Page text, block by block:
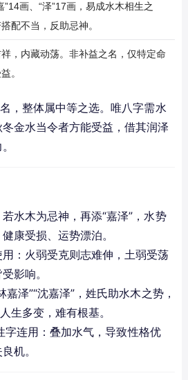
”14画、“泽”17画，易成水木相生之
配不当，反助忌神。
，内藏动荡。非补益之名，仅特定命
。
，整体属中等之选。唯八字需水
金水当令者方能受益，借其润泽
水木为忌神，再添“嘉泽”，水势
康受损、运势漂泊。
：火弱受克则志难伸，土弱受荡
影响。
泽”“沈嘉泽”，姓氏助水木之势，
生多变，难有根基。
字连用：叠加水气，导致性格优
机。